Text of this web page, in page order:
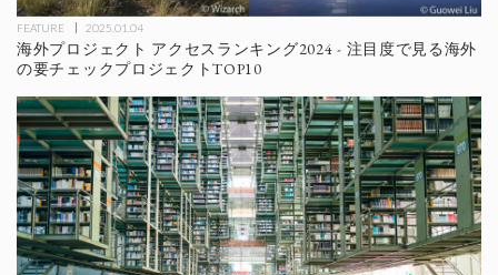
FEATURE 2025.01.04
海外プロジェクト アクセスランキング2024 - 注目度で見る海外
の要チェックプロジェクトTOP10